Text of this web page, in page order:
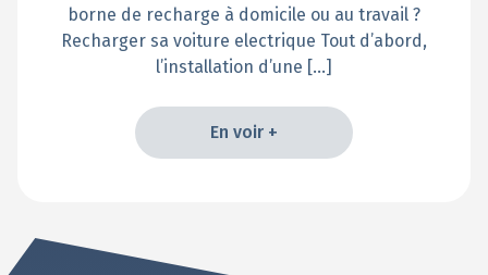
borne de recharge à domicile ou au travail ?
Recharger sa voiture electrique Tout d’abord,
l’installation d’une […]
En voir +